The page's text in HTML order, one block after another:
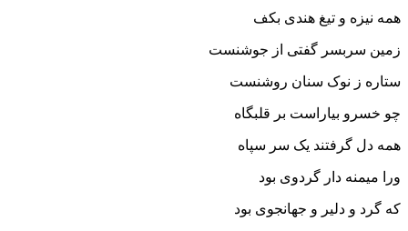
همه نیزه و تیغ هندى بکف‏
زمین سربسر گفتى از جوشنست
ستاره ز نوک سنان روشنست‏
چو خسرو بیاراست بر قلبگاه
همه دل گرفتند یک سر سپاه‏
ورا میمنه دار گردوى بود
که گرد و دلیر و جهانجوى بود